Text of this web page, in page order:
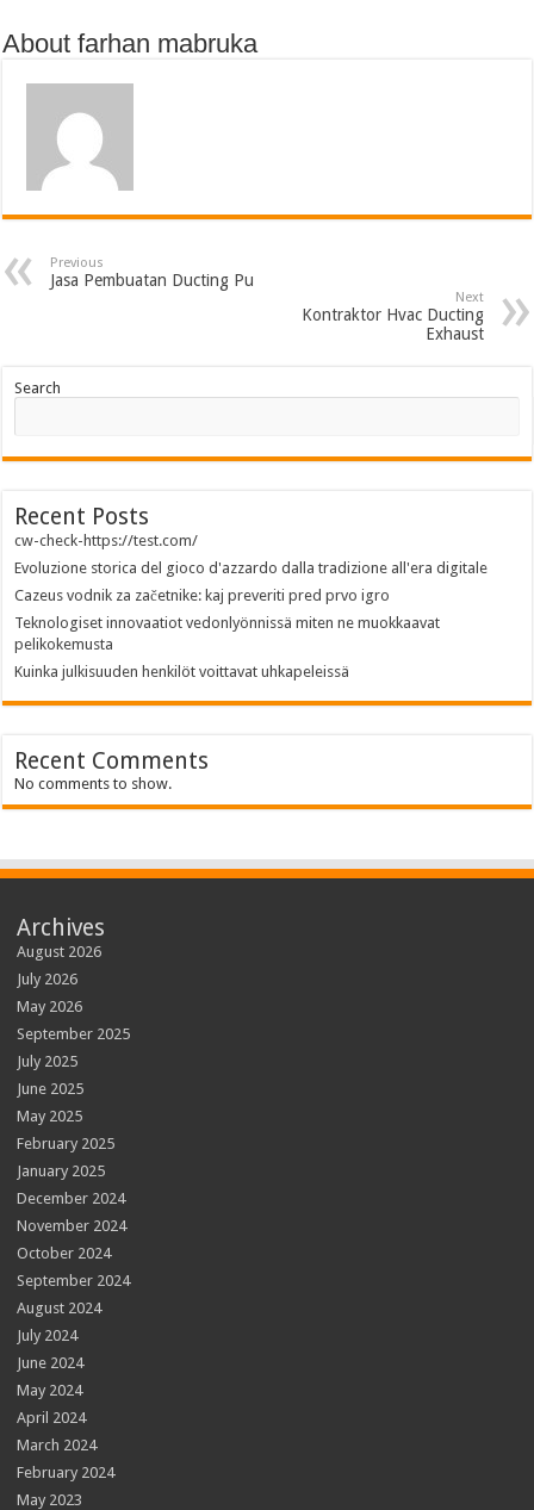
About farhan mabruka
Previous
Jasa Pembuatan Ducting Pu
Next
Kontraktor Hvac Ducting
Exhaust
Search
Recent Posts
cw-check-https://test.com/
Evoluzione storica del gioco d'azzardo dalla tradizione all'era digitale
Cazeus vodnik za začetnike: kaj preveriti pred prvo igro
Teknologiset innovaatiot vedonlyönnissä miten ne muokkaavat
pelikokemusta
Kuinka julkisuuden henkilöt voittavat uhkapeleissä
Recent Comments
No comments to show.
Archives
August 2026
July 2026
May 2026
September 2025
July 2025
June 2025
May 2025
February 2025
January 2025
December 2024
November 2024
October 2024
September 2024
August 2024
July 2024
June 2024
May 2024
April 2024
March 2024
February 2024
May 2023